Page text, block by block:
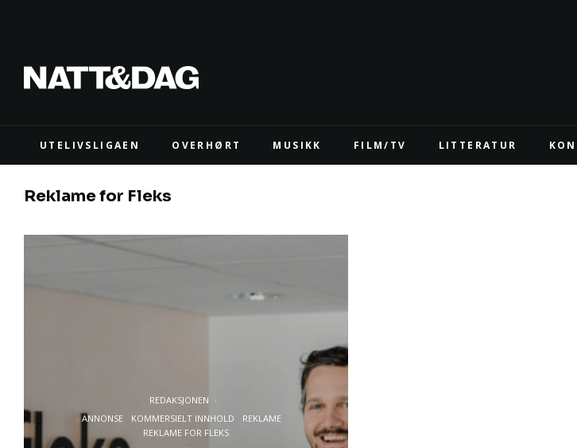
UTELIVSLIGAEN OVERHØRT MUSIKK FILM/TV LITTERATUR
Reklame for Fleks
REDAKSJONEN ·
ANNONSE
KOMMERSIELT INNHOLD
REKLAME
REKLAME FOR FLEKS